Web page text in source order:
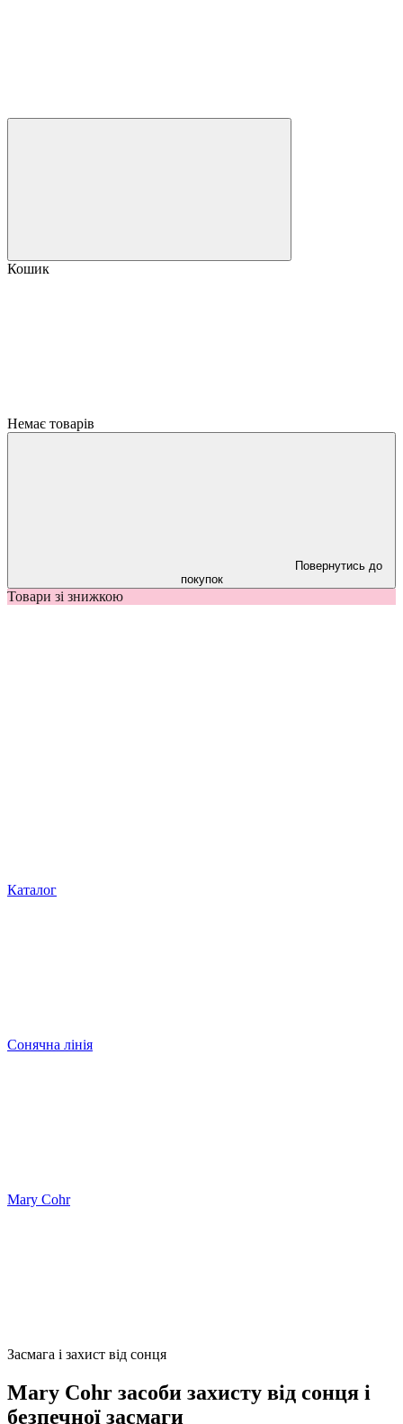
Кошик
Немає товарів
Повернутись до
покупок
Товари зі знижкою
Каталог
Сонячна лінія
Mary Cohr
Засмага і захист від сонця
Mary Cohr засоби захисту від сонця і
безпечної засмаги